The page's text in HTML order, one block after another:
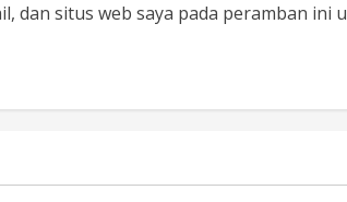
dan situs web saya pada peramban